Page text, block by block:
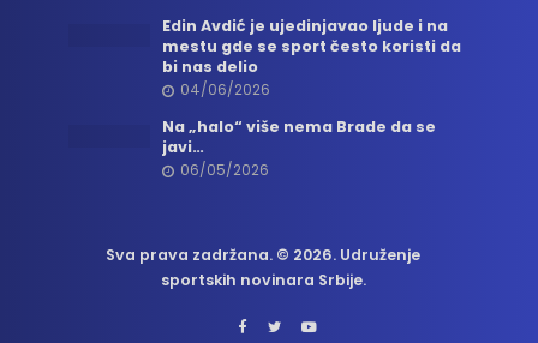
Edin Avdić je ujedinjavao ljude i na
mestu gde se sport često koristi da
bi nas delio
04/06/2026
Na „halo“ više nema Brade da se
javi…
06/05/2026
Sva prava zadržana. © 2026. Udruženje
sportskih novinara Srbije.